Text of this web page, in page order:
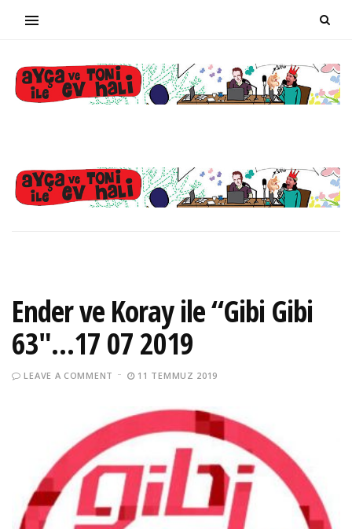
Ender ve Koray ile “Gibi Gibi
63″…17 07 2019
LEAVE A COMMENT 11 TEMMUZ 2019